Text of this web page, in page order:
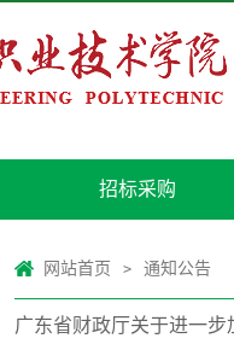
招标采购
网站首页 > 通知公告
广东省财政厅关于进一